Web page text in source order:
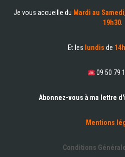
Je vous accueille du Mardi au Samedi
19h30.
Et les lundis de
09 50 79
Abonnez-vous à ma lettre
Mentions
Conditions